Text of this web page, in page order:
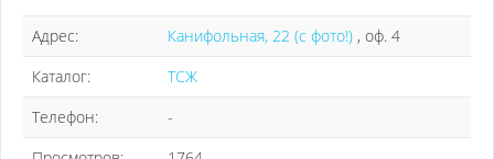
Адрес: Канифольная, 22 (с фото!) , оф. 4
Каталог:
ТСЖ
Телефон:
-